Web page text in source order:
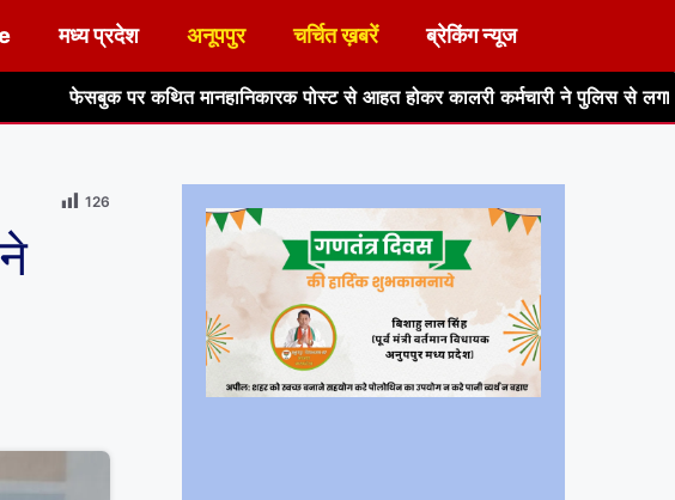
मध्य प्रदेश अनूपपुर चर्चित ख़बरें ब्रेकिंग न्यूज
मानहानिकारक पोस्ट से आहत होकर कालरी कर्मचारी ने पुलिस से लगाई न्याय की गुहार
126